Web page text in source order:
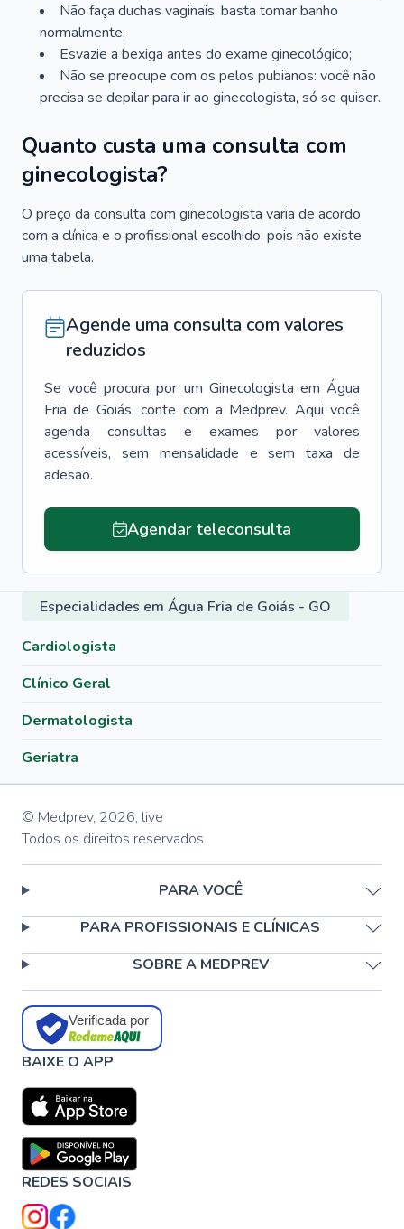
Não faça duchas vaginais, basta tomar banho
normalmente;
Esvazie a bexiga antes do exame ginecológico;
Não se preocupe com os pelos pubianos: você não
precisa se depilar para ir ao ginecologista, só se quiser.
Quanto custa uma consulta com
ginecologista?
O preço da consulta com ginecologista varia de acordo
com a clínica e o profissional escolhido, pois não existe
uma tabela.
Agende uma consulta com valores
reduzidos
Se você procura por um Ginecologista em Água
Fria de Goiás, conte com a Medprev. Aqui você
agenda consultas e exames por valores
acessíveis, sem mensalidade e sem taxa de
adesão.
Agendar teleconsulta
Especialidades em Água Fria de Goiás - GO
Cardiologista
Clínico Geral
Dermatologista
Geriatra
© Medprev, 2026, live
Todos os direitos reservados
PARA VOCÊ
PARA PROFISSIONAIS E CLÍNICAS
SOBRE A MEDPREV
Verificada por
BAIXE O APP
REDES SOCIAIS